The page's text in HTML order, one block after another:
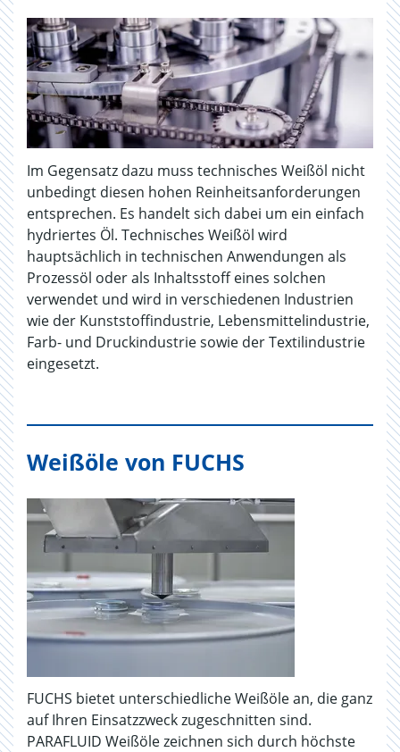
Im Gegensatz dazu muss technisches Weißöl nicht
unbedingt diesen hohen Reinheitsanforderungen
entsprechen. Es handelt sich dabei um ein einfach
hydriertes Öl. Technisches Weißöl wird
hauptsächlich in technischen Anwendungen als
Prozessöl oder als Inhaltsstoff eines solchen
verwendet und wird in verschiedenen Industrien
wie der Kunststoffindustrie, Lebensmittelindustrie,
Farb- und Druckindustrie sowie der Textilindustrie
eingesetzt.
Weißöle von FUCHS
FUCHS bietet unterschiedliche Weißöle an, die ganz
auf Ihren Einsatzzweck zugeschnitten sind.
PARAFLUID Weißöle zeichnen sich durch höchste